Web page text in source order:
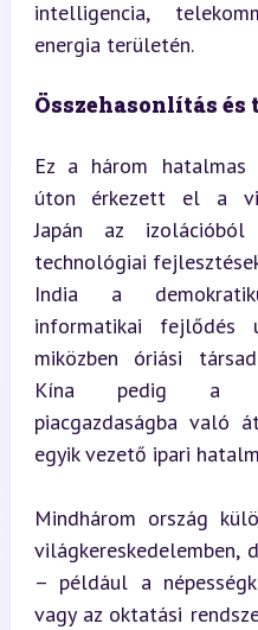
intelligencia,
energia területén.
Összehasonlítás
Ez a három hatalmas
úton érkezett el a
Japán az
technológiai
India a
informatikai fejlődés
miközben óriási
Kína pedig a
piacgazdaságba való
egyik vezető ipari
Mindhárom ország
világkereskedelemben,
– például a
vagy az oktatási